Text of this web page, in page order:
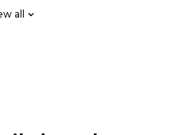
perte, haute précision,
all